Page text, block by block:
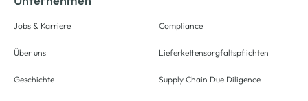
Jobs & Karriere
Über uns
Geschichte
Compliance
Lieferkettensorgfaltspflichten
Supply Chain Due Diligence